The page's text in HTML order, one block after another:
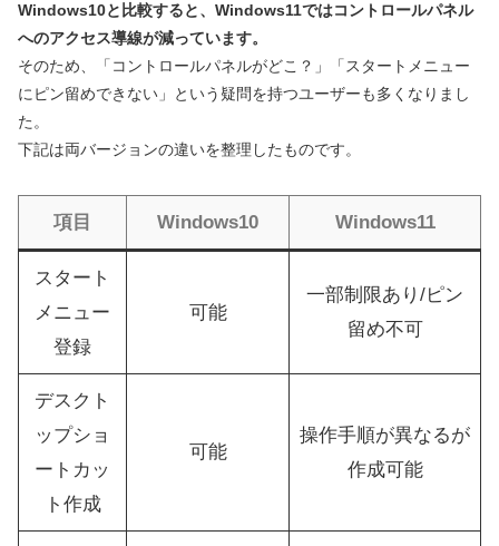
Windows10と比較すると、Windows11ではコントロールパネル
へのアクセス導線が減っています。
そのため、「コントロールパネルがどこ？」「スタートメニュー
にピン留めできない」という疑問を持つユーザーも多くなりまし
た。
下記は両バージョンの違いを整理したものです。
項目 Windows10 Windows11
スタート
メニュー
登録
可能
一部制限あり/ピン
留め不可
デスクト
ップショ
ートカッ
ト作成
可能
操作手順が異なるが
作成可能